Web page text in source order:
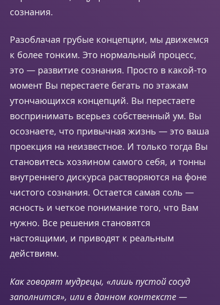
сознания.
Разоблачая грубые концепции, мы движемся
к более тонким. Это нормальный процесс,
это — развитие сознания. Просто в какой-то
момент Вы перестаете бегать по этажам
утончающихся концепций. Вы перестаете
воспринимать всерьез собственный ум. Вы
осознаете, что привычная жизнь — это ваша
проекция на неизвестное. И только тогда Вы
становитесь хозяином самого себя, и тонны
внутреннего дискурса растворяются на фоне
чистого сознания. Остается самая соль —
ясность и четкое понимание того, что Вам
нужно. Все решения становятся
настоящими, и приводят к реальным
действиям.
Как говорят мудрецы, «лишь пустой сосуд
заполнится», или в данном контексте —